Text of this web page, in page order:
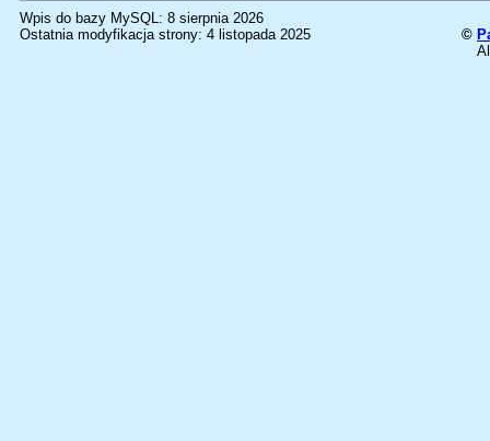
Wpis do bazy MySQL: 8 sierpnia 2026
Ostatnia modyfikacja strony: 4 listopada 2025
©